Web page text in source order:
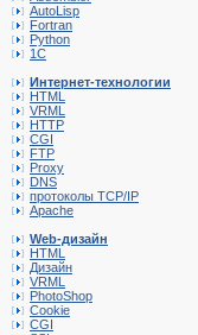
AutoLisp
Fortran
Python
1C
Интернет-технологии
HTML
VRML
HTTP
CGI
FTP
Proxy
DNS
протоколы TCP/IP
Apache
Web-дизайн
HTML
Дизайн
VRML
PhotoShop
Cookie
CGI